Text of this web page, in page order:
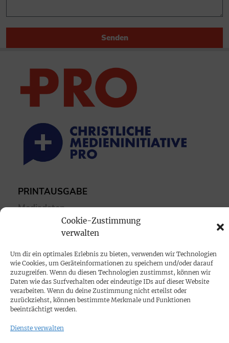
Cookie-Zustimmung
verwalten
Um dir ein optimales Erlebnis zu bieten, verwenden wir Technologien
wie Cookies, um Geräteinformationen zu speichern und/oder darauf
zuzugreifen. Wenn du diesen Technologien zustimmst, können wir
Daten wie das Surfverhalten oder eindeutige IDs auf dieser Website
verarbeiten. Wenn du deine Zustimmung nicht erteilst oder
zurückziehst, können bestimmte Merkmale und Funktionen
beeinträchtigt werden.
Dienste verwalten
Senden
PRINTAUSGABE
Mediadaten
PROKOMPAKT
Impressum
SPENDEN
Datenschutz
KONTAKT